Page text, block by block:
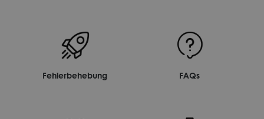
Fehlerbehebung FAQs